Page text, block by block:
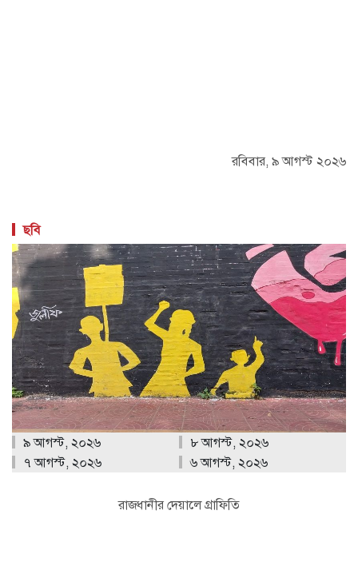
রবিবার, ৯ আগস্ট ২০২৬
ছবি
৯ আগস্ট, ২০২৬
৮ আগস্ট, ২০২৬
৭ আগস্ট, ২০২৬
৬ আগস্ট, ২০২৬
রাজধানীর দেয়ালে গ্রাফিতি